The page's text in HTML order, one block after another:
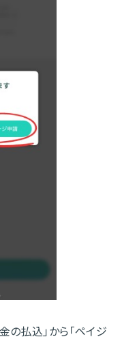
の払込」から「ペイジ